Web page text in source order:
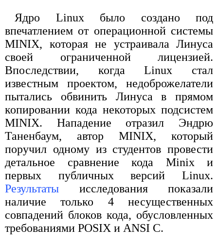
Ядро Linux было создано под
впечатлением от операционной системы
MINIX, которая не устраивала Линуса
своей ограниченной лицензией.
Впоследствии, когда Linux стал
известным проектом, недоброжелатели
пытались обвинить Линуса в прямом
копировании кода некоторых подсистем
MINIX. Нападение отразил Эндрю
Таненбаум, автор MINIX, который
поручил одному из студентов провести
детальное сравнение кода Minix и
первых публичных версий Linux.
Результаты исследования показали
наличие только 4 несущественных
совпадений блоков кода, обусловленных
требованиями POSIX и ANSI C.